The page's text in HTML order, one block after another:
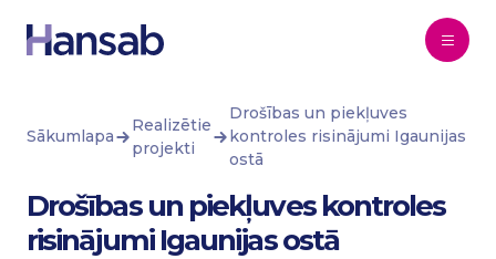
Sākumlapa
Realizētie
projekti
Drošības un piekļuves
kontroles risinājumi Igaunijas
ostā
Drošības un piekļuves kontroles
risinājumi Igaunijas ostā